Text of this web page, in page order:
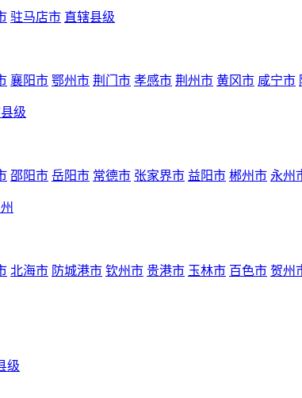
驻马店市 直辖县级
襄阳市 鄂州市 荆门市 孝感市 荆州市 黄冈市 咸宁市
级
邵阳市 岳阳市 常德市 张家界市 益阳市 郴州市 永州
北海市 防城港市 钦州市 贵港市 玉林市 百色市 贺州
级